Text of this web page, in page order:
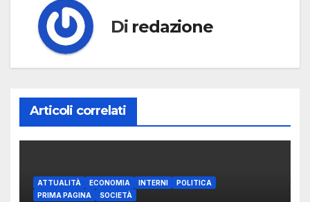
Di redazione
Articoli correlati
ATTUALITÀ ECONOMIA INTERNI
POLITICA
PRIMA PAGINA
SOCIETÀ